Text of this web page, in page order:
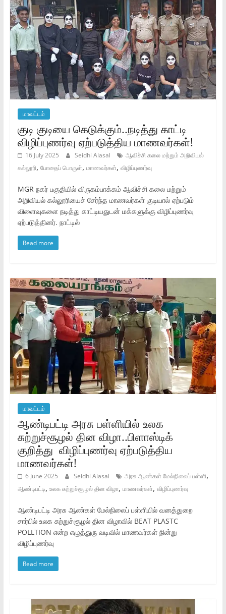
மாவட்டம்
குடி குடியை கெடுக்கும்..நடித்து காட்டி
விழிப்புணர்வு ஏற்படுத்திய மாணவர்கள்!
16 July 2025 Seidhi Alasal
ஆவிச்சி கலை மற்றும் அறிவியல்
கல்லூரி, போதைப் பொருள், மாணவர்கள், விழிப்புணர்வு
MGR நகர் பகுதியில் விருகம்பாக்கம் ஆவிச்சி கலை மற்றும்
அறிவியல் கல்லூரியைச் சேர்ந்த மாணவர்கள் குடியால் ஏற்படும்
விளைவுகளை நடித்து காட்டியதுடன் மக்களுக்கு விழிப்புணர்வு
ஏற்படுத்தினர். நாட்டில்
Read more
மாவட்டம்
ஆண்டிபட்டி அரசு பள்ளியில் உலக
சுற்றுச்சூழல் தின விழா..பிளாஸ்டிக்
குறித்து விழிப்புணர்வு ஏற்படுத்திய
மாணவர்கள்!
6 June 2025 Seidhi Alasal அரசு ஆண்கள் மேல்நிலைப் பள்ளி,
ஆண்டிபட்டி, உலக சுற்றுச்சூழல் தின விழா, மாணவர்கள், விழிப்புணர்வு
ஆண்டிபட்டி அரசு ஆண்கள் மேல்நிலைப் பள்ளியில் வனத்துறை
சார்பில் உலக சுற்றுச்சூழல் தின விழாவில் BEAT PLASTC
POLLTION என்ற எழுத்துரு வடிவில் மாணவர்கள் நின்று
விழிப்புணர்வு
Read more